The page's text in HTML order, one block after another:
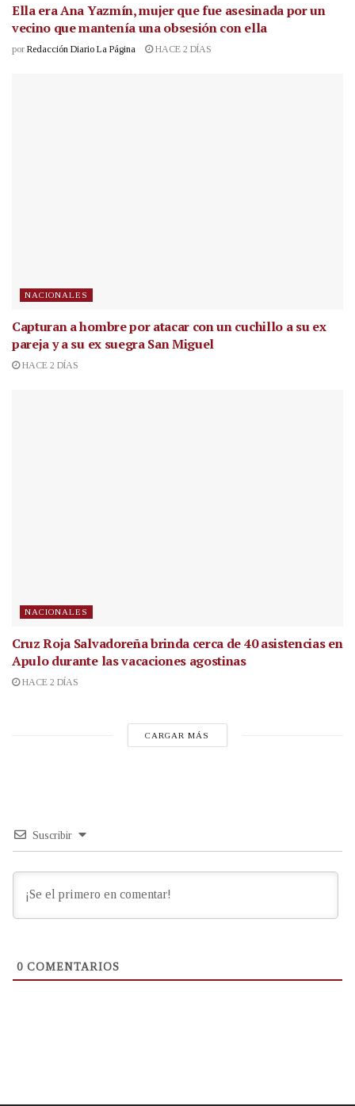
Ella era Ana Yazmín, mujer que fue asesinada por un
vecino que mantenía una obsesión con ella
por Redacción Diario La Página HACE 2 DÍAS
NACIONALES
Capturan a hombre por atacar con un cuchillo a su ex
pareja y a su ex suegra San Miguel
HACE 2 DÍAS
NACIONALES
Cruz Roja Salvadoreña brinda cerca de 40 asistencias en
Apulo durante las vacaciones agostinas
HACE 2 DÍAS
CARGAR MÁS
Suscribir
0 COMENTARIOS